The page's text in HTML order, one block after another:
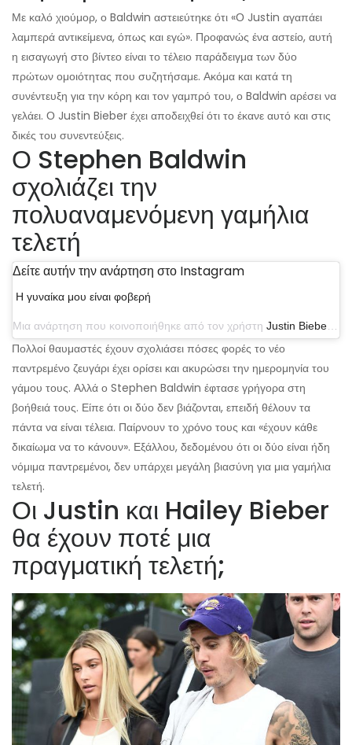
Με καλό χιούμορ, ο Baldwin αστειεύτηκε ότι «Ο Justin αγαπάει
λαμπερά αντικείμενα, όπως και εγώ». Προφανώς ένα αστείο, αυτή
η εισαγωγή στο βίντεο είναι το τέλειο παράδειγμα των δύο
πρώτων ομοιότητας που συζητήσαμε. Ακόμα και κατά τη
συνέντευξη για την κόρη και τον γαμπρό του, ο Baldwin αρέσει να
γελάει. Ο Justin Bieber έχει αποδειχθεί ότι το έκανε αυτό και στις
δικές του συνεντεύξεις.
Ο Stephen Baldwin
σχολιάζει την
πολυαναμενόμενη γαμήλια
τελετή
Δείτε αυτήν την ανάρτηση στο Instagram
Η γυναίκα μου είναι φοβερή
Μια ανάρτηση που κοινοποιήθηκε από τον χρήστη Justin Bieber
Πολλοί θαυμαστές έχουν σχολιάσει πόσες φορές το νέο
παντρεμένο ζευγάρι έχει ορίσει και ακυρώσει την ημερομηνία του
γάμου τους. Αλλά ο Stephen Baldwin έφτασε γρήγορα στη
βοήθειά τους. Είπε ότι οι δύο δεν βιάζονται, επειδή θέλουν τα
πάντα να είναι τέλεια. Παίρνουν το χρόνο τους και «έχουν κάθε
δικαίωμα να το κάνουν». Εξάλλου, δεδομένου ότι οι δύο είναι ήδη
νόμιμα παντρεμένοι, δεν υπάρχει μεγάλη βιασύνη για μια γαμήλια
τελετή.
Οι Justin και Hailey Bieber
θα έχουν ποτέ μια
πραγματική τελετή;